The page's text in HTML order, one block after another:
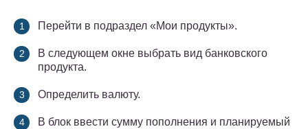
Перейти в подраздел «Мои продукты».
В следующем окне выбрать вид банковского
продукта.
Определить валюту.
В блок ввести сумму пополнения и планируемый